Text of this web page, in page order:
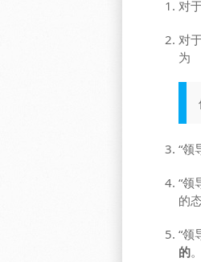
对
对
为
“领
“领
的
“领
的。